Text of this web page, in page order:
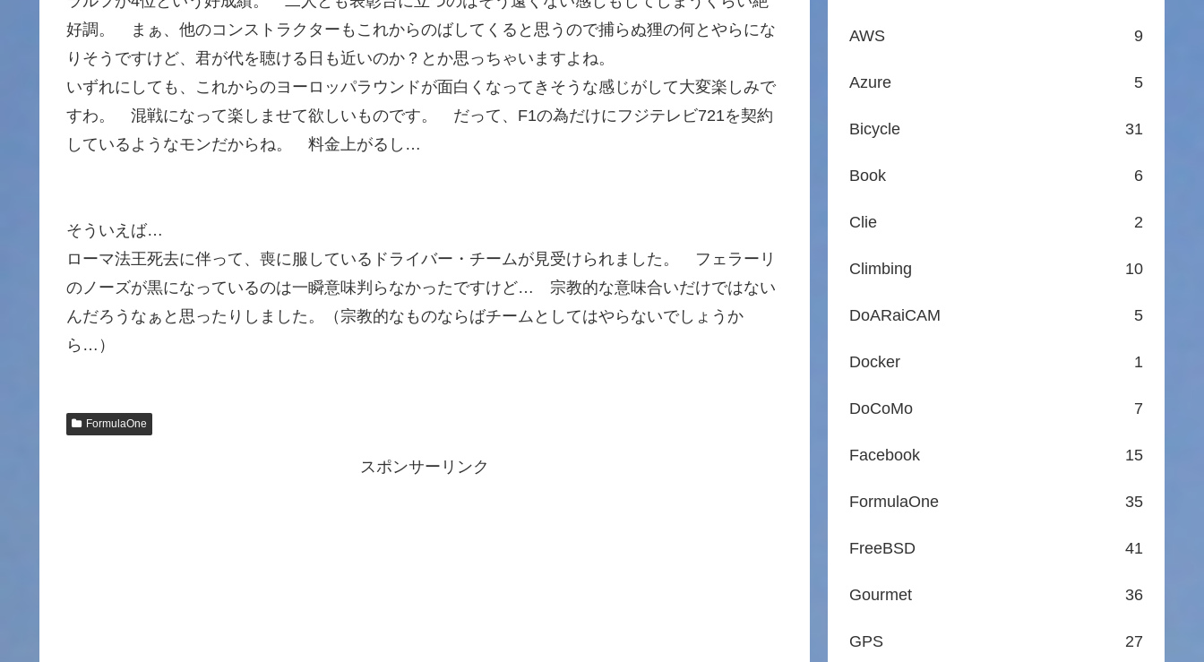
好調。 まぁ、他のコンストラクターもこれからのばしてくると思うので捕らぬ狸の何とやらにな
りそうですけど、君が代を聴ける日も近いのか？とか思っちゃいますよね。
いずれにしても、これからのヨーロッパラウンドが面白くなってきそうな感じがして大変楽しみで
すわ。 混戦になって楽しませて欲しいものです。 だって、F1の為だけにフジテレビ721を契約
しているようなモンだからね。 料金上がるし…
そういえば…
ローマ法王死去に伴って、喪に服しているドライバー・チームが見受けられました。 フェラーリ
のノーズが黒になっているのは一瞬意味判らなかったですけど… 宗教的な意味合いだけではない
んだろうなぁと思ったりしました。（宗教的なものならばチームとしてはやらないでしょうか
ら…）
FormulaOne
スポンサーリンク
AWS 9
Azure 5
Bicycle 31
Book 6
Clie 2
Climbing 10
DoARaiCAM 5
Docker 1
DoCoMo 7
Facebook 15
FormulaOne 35
FreeBSD 41
Gourmet 36
GPS 27